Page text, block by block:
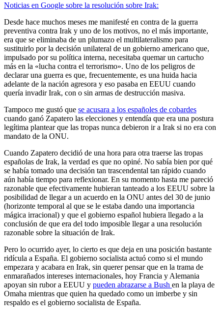
Noticias en Google sobre la resolución sobre Irak:
Desde hace muchos meses me manifesté en contra de la guerra
preventiva contra Irak y uno de los motivos, no el más importante,
era que se eliminaba de un plumazo el multilateralismo para
sustituirlo por la decisión unilateral de un gobierno americano que,
impulsado por su política interna, necesitaba quemar un cartucho
más en la «lucha contra el terrorismo». Uno de los peligros de
declarar una guerra es que, frecuentemente, es una huida hacia
adelante de la nación agresora y eso pasaba en EEUU cuando
quería invadir Irak, con o sin armas de destrucción masiva.
Tampoco me gustó que se acusara a los españoles de cobardes
cuando ganó Zapatero las elecciones y entendía que era una postura
legítima plantear que las tropas nunca debieron ir a Irak si no era con
mandato de la ONU.
Cuando Zapatero decidió de una hora para otra traerse las tropas
españolas de Irak, la verdad es que no opiné. No sabía bien por qué
se había tomado una decisión tan trascendental tan rápido cuando
aún había tiempo para reflexionar. En su momento hasta me pareció
razonable que efectivamente hubieran tanteado a los EEUU sobre la
posibilidad de llegar a un acuerdo en la ONU antes del 30 de junio
(horizonte temporal al que se le estaba dando una importancia
mágica irracional) y que el gobierno español hubiera llegado a la
conclusión de que era del todo imposible llegar a una resolución
razonable sobre la situación de Irak.
Pero lo ocurrido ayer, lo cierto es que deja en una posición bastante
ridícula a España. El gobierno socialista actuó como si el mundo
empezara y acabara en Irak, sin querer pensar que en la trama de
enmarañados intereses internacionales, hoy Francia y Alemania
apoyan sin rubor a EEUU y pueden abrazarse a Bush en la playa de
Omaha mientras que quien ha quedado como un imberbe y sin
respaldo es el gobierno socialista de España.